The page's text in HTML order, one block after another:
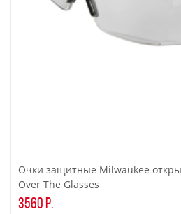
Очки защитные Milwaukee
Over The Glasses
3560 р.